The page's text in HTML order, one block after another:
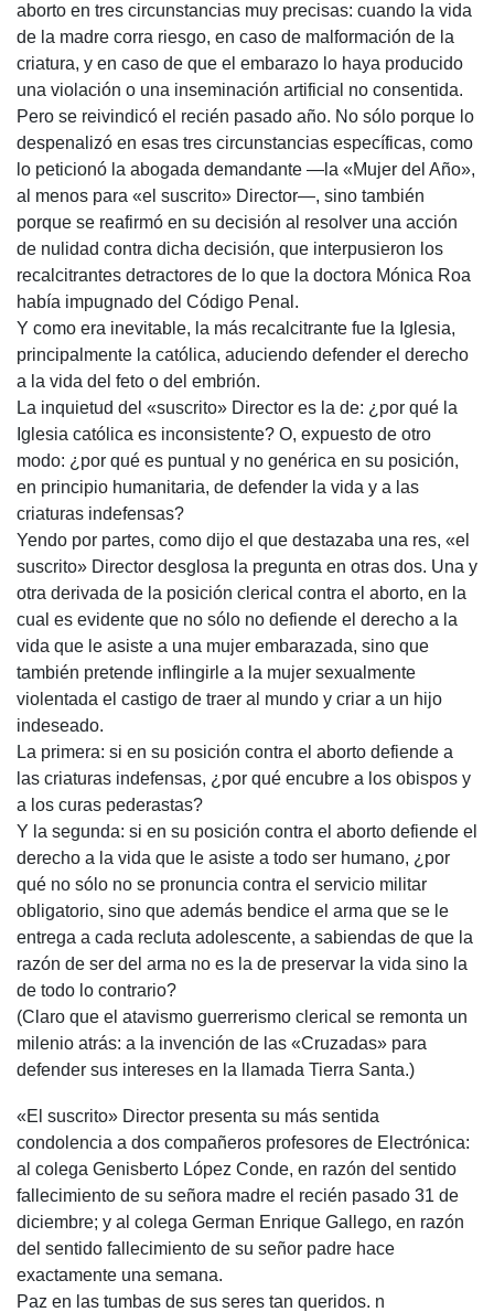
aborto en tres circunstancias muy precisas: cuando la vida
de la madre corra riesgo, en caso de malformación de la
criatura, y en caso de que el embarazo lo haya producido
una violación o una inseminación artificial no consentida.
Pero se reivindicó el recién pasado año. No sólo porque lo
despenalizó en esas tres circunstancias específicas, como
lo peticionó la abogada demandante —la «Mujer del Año»,
al menos para «el suscrito» Director—, sino también
porque se reafirmó en su decisión al resolver una acción
de nulidad contra dicha decisión, que interpusieron los
recalcitrantes detractores de lo que la doctora Mónica Roa
había impugnado del Código Penal.
Y como era inevitable, la más recalcitrante fue la Iglesia,
principalmente la católica, aduciendo defender el derecho
a la vida del feto o del embrión.
La inquietud del «suscrito» Director es la de: ¿por qué la
Iglesia católica es inconsistente? O, expuesto de otro
modo: ¿por qué es puntual y no genérica en su posición,
en principio humanitaria, de defender la vida y a las
criaturas indefensas?
Yendo por partes, como dijo el que destazaba una res, «el
suscrito» Director desglosa la pregunta en otras dos. Una y
otra derivada de la posición clerical contra el aborto, en la
cual es evidente que no sólo no defiende el derecho a la
vida que le asiste a una mujer embarazada, sino que
también pretende inflingirle a la mujer sexualmente
violentada el castigo de traer al mundo y criar a un hijo
indeseado.
La primera: si en su posición contra el aborto defiende a
las criaturas indefensas, ¿por qué encubre a los obispos y
a los curas pederastas?
Y la segunda: si en su posición contra el aborto defiende el
derecho a la vida que le asiste a todo ser humano, ¿por
qué no sólo no se pronuncia contra el servicio militar
obligatorio, sino que además bendice el arma que se le
entrega a cada recluta adolescente, a sabiendas de que la
razón de ser del arma no es la de preservar la vida sino la
de todo lo contrario?
(Claro que el atavismo guerrerismo clerical se remonta un
milenio atrás: a la invención de las «Cruzadas» para
defender sus intereses en la llamada Tierra Santa.)
«El suscrito» Director presenta su más sentida
condolencia a dos compañeros profesores de Electrónica:
al colega Genisberto López Conde, en razón del sentido
fallecimiento de su señora madre el recién pasado 31 de
diciembre; y al colega German Enrique Gallego, en razón
del sentido fallecimiento de su señor padre hace
exactamente una semana.
Paz en las tumbas de sus seres tan queridos. n